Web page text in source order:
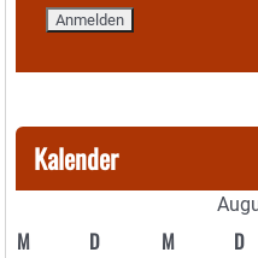
Kalender
M D M D